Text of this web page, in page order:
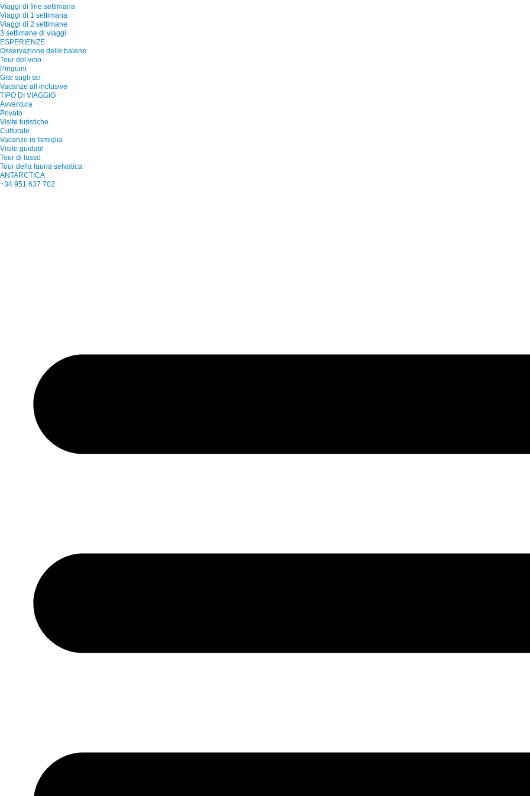
Viaggi di fine settimana
Viaggi di 1 settimana
Viaggi di 2 settimane
3 settimane di viaggi
ESPERIENZE
Osservazione delle balene
Tour del vino
Pinguini
Gite sugli sci
Vacanze all inclusive
TIPO DI VIAGGIO
Avventura
Privato
Visite turistiche
Culturale
Vacanze in famiglia
Visite guidate
Tour di lusso
Tour della fauna selvatica
ANTARCTICA
+34 951 637 702